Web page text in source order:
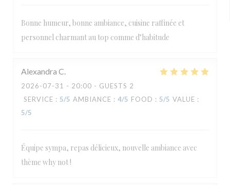
Bonne humeur, bonne ambiance, cuisine raffinée et
personnel charmant au top comme d’habitude
Alexandra C
2026-07-31 - 20:00 - GUESTS 2
SERVICE : 5/5 AMBIANCE : 4/5 FOOD : 5/5 VALUE :
5/5
Équipe sympa, repas délicieux, nouvelle ambiance avec
thème why not !